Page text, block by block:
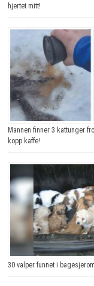
hjertet mitt!
Mannen finner 3 kattunger
kopp kaffe!
30 valper funnet i